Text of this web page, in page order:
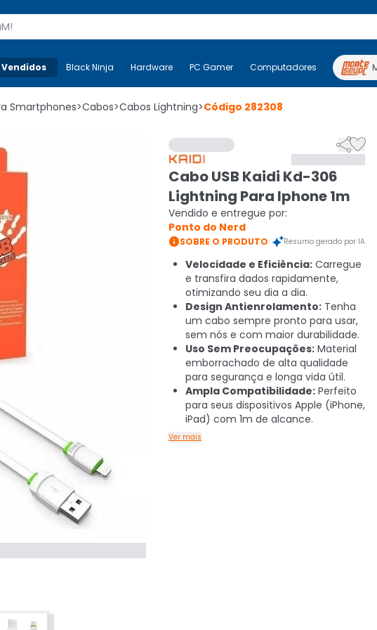
Mais-v- Black Ninja Hardware PC Gamer Computadores
Black Ninja Hardware PC Gamer Computadores Periféricos
Smartphones>Cabos>Cabos Lightning>Código 282308

Cabo USB Kaidi Kd-306
Lightning Para Iphone 1m
Vendido e entregue por:
Ponto do Nerd
SOBRE O PRODUTO Resumo gerado por IA
Velocidade e Eficiência: Carregue
e transfira dados rapidamente,
otimizando seu dia a dia.
Design Antienrolamento: Tenha
um cabo sempre pronto para usar,
sem nós e com maior durabilidade.
Uso Sem Preocupações: Material
emborrachado de alta qualidade
para segurança e longa vida útil.
Ampla Compatibilidade: Perfeito
para seus dispositivos Apple (iPhone,
iPad) com 1m de alcance.
Ver mais